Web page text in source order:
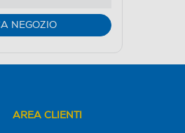
NEGOZIO
AREA CLIENTI